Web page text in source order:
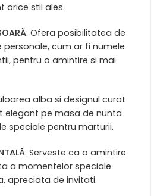
orice stil ales.
: Ofera posibilitatea de
cum ar fi numele
pentru o amintire si mai
alba si designul curat
elegant pe masa de nunta
speciale pentru marturii.
: Serveste ca o amintire
a momentelor speciale
apreciata de invitati.